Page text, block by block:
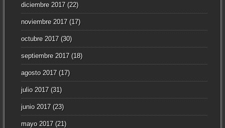
diciembre 2017(22)
noviembre 2017(17)
octubre 2017(30)
septiembre 2017(18)
agosto 2017(17)
julio 2017(31)
junio 2017(23)
mayo 2017(21)